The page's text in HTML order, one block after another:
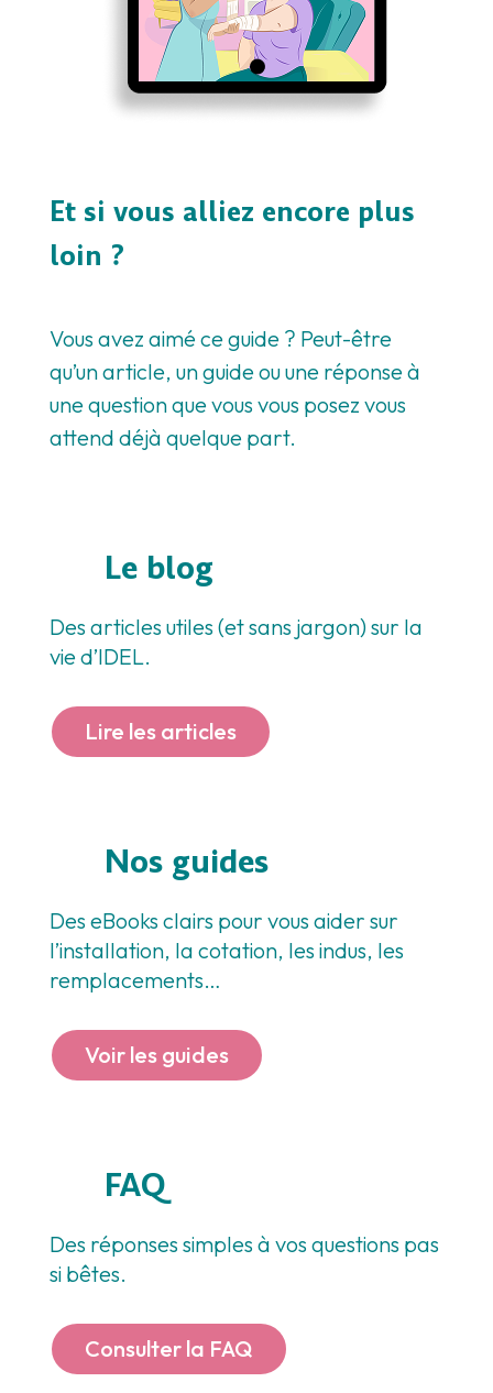
Et si vous alliez encore plus
loin ?
Vous avez aimé ce guide ? Peut-être
qu’un article, un guide ou une réponse à
une question que vous vous posez vous
attend déjà quelque part.
Le blog
Des articles utiles (et sans jargon) sur la
vie d’IDEL.
Lire les articles
Nos guides
Des eBooks clairs pour vous aider sur
l’installation, la cotation, les indus, les
remplacements…
Voir les guides
FAQ
Des réponses simples à vos questions pas
si bêtes.
Consulter la FAQ